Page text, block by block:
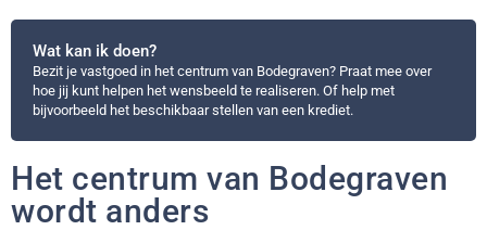
Wat kan ik doen?
Bezit je vastgoed in het centrum van Bodegraven? Praat mee over
hoe jij kunt helpen het wensbeeld te realiseren. Of help met
bijvoorbeeld het beschikbaar stellen van een krediet.
Het centrum van Bodegraven
wordt anders